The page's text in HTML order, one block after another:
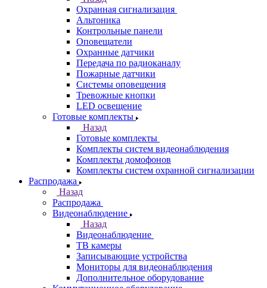
Охранная сигнализация
Альтоника
Контрольные панели
Оповещатели
Охранные датчики
Передача по радиоканалу
Пожарные датчики
Системы оповещения
Тревожные кнопки
LED освещение
Готовые комплекты
Назад
Готовые комплекты
Комплекты систем видеонаблюдения
Комплекты домофонов
Комплекты систем охранной сигнализации
Распродажа
Назад
Распродажа
Видеонаблюдение
Назад
Видеонаблюдение
ТВ камеры
Записывающие устройства
Мониторы для видеонаблюдения
Дополнительное оборудование